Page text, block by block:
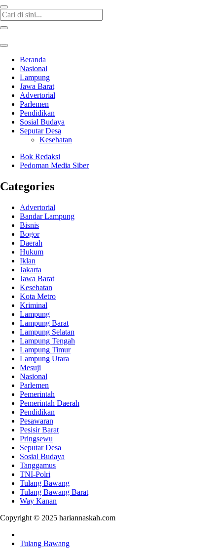
Beranda
Nasional
Lampung
Jawa Barat
Advertorial
Parlemen
Pendidikan
Sosial Budaya
Seputar Desa
Kesehatan
Bok Redaksi
Pedoman Media Siber
Categories
Advertorial
Bandar Lampung
Bisnis
Bogor
Daerah
Hukum
Iklan
Jakarta
Jawa Barat
Kesehatan
Kota Metro
Kriminal
Lampung
Lampung Barat
Lampung Selatan
Lampung Tengah
Lampung Timur
Lampung Utara
Mesuji
Nasional
Parlemen
Pemerintah
Pemerintah Daerah
Pendidikan
Pesawaran
Pesisir Barat
Pringsewu
Seputar Desa
Sosial Budaya
Tanggamus
TNI-Polri
Tulang Bawang
Tulang Bawang Barat
Way Kanan
Copyright © 2025 hariannaskah.com
Tulang Bawang